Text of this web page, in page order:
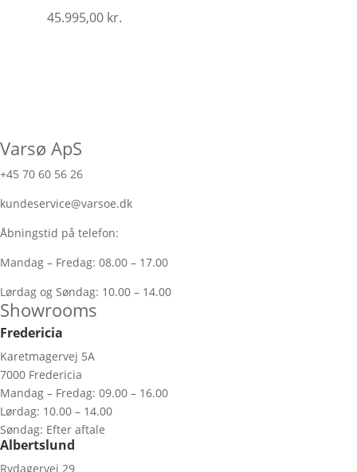
45.995,00 kr.
Varsø ApS
+45 70 60 56 26
kundeservice@varsoe.dk
Åbningstid på telefon:
Mandag – Fredag: 08.00 – 17.00
Lørdag og Søndag: 10.00 – 14.00
Showrooms
Fredericia
Karetmagervej 5A
7000 Fredericia
Mandag – Fredag: 09.00 – 16.00
Lørdag: 10.00 – 14.00
Søndag: Efter aftale
Albertslund
Rydagervej 29